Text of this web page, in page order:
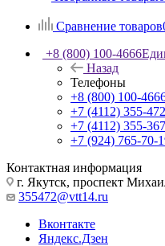
Сравнение товаров
+8 (800) 100-4666
Назад
Телефоны
+8 (800) 100-
+7 (4112) 355-472
+7 (4112) 355-367
+7 (924) 765-70-
Контактная информация
г. Якутск, проспект
355472@vtt14.ru
Вконтакте
Яндекс.Дзен